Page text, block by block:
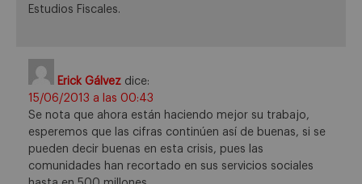
Estudios Fiscales.
Erick Gálvez dice:
15/06/2013 a las 00:43
Se nota que ahora están haciendo mejor su trabajo,
esperemos que las cifras continúen así de buenas, si se
pueden decir buenas en esta crisis, pues las
comunidades han recortado en sus servicios sociales